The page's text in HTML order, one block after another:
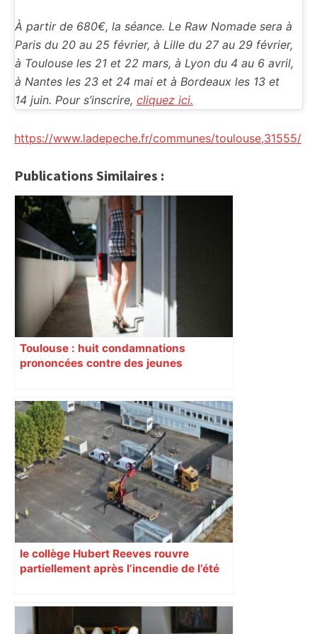
À partir de 680€, la séance. Le Raw Nomade sera à
Paris du 20 au 25 février, à Lille du 27 au 29 février,
à Toulouse les 21 et 22 mars, à Lyon du 4 au 6 avril,
à Nantes les 23 et 24 mai et à Bordeaux les 13 et
14 juin. Pour s’inscrire, cliquez ici.
https://www.ladepeche.fr/communes/toulouse,31555/
Publications Similaires :
Toulouse : huit condamnations
prononcées contre des jeunes
le collège Hubert Reeves rouvre
partiellement après l’incendie de l’été